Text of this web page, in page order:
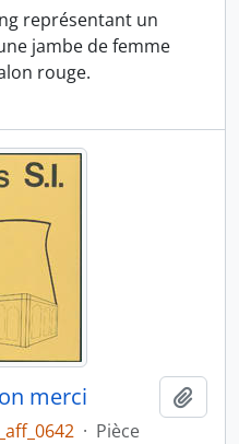
représentant un
jambe de femme
rouge.
merci
· Pièce